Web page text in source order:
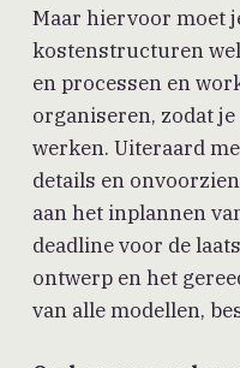
Maar hiervoor moet
kostenstructuren
en processen en
organiseren, zodat
werken. Uiteraard
details en
aan het inplannen
deadline voor de
ontwerp en het
van alle modellen,